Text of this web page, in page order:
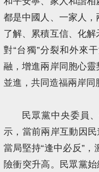
都是中國人、一家人
了解、累積互信、化
對“台獨”分裂和外來
融，增進兩岸同胞心
並進，共同造福兩岸同
民眾黨中央委員
示，當前兩岸互動因
當局堅持“逢中必反”
險衝突升高。民眾黨